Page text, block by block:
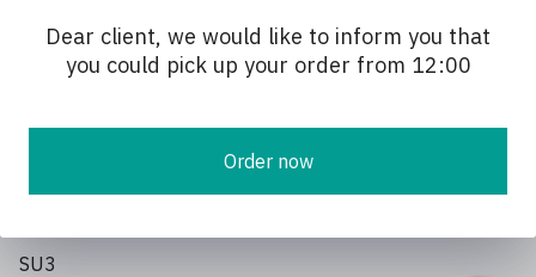
Dear client, we would like to inform you that
you could pick up your order from 12:00
Order now
5,00 €
SU3